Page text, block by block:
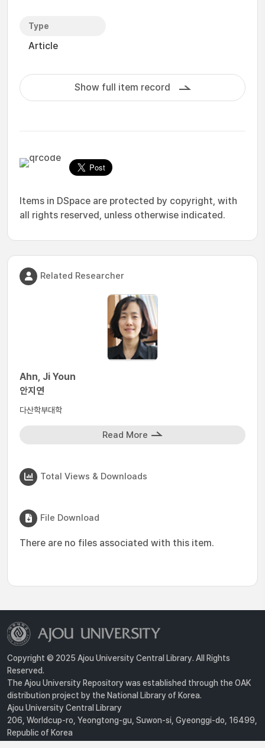
Type
Article
Show full item record
Items in DSpace are protected by copyright, with
all rights reserved, unless otherwise indicated.
Related Researcher
Ahn, Ji Youn
안지연
다산학부대학
Read More
Total Views & Downloads
File Download
There are no files associated with this item.
Copyright © 2025 Ajou University Central Library. All Rights
Reserved.
The Ajou University Repository was established through the OAK
distribution project by the National Library of Korea.
Ajou University Central Library
206, Worldcup-ro, Yeongtong-gu, Suwon-si, Gyeonggi-do, 16499,
Republic of Korea